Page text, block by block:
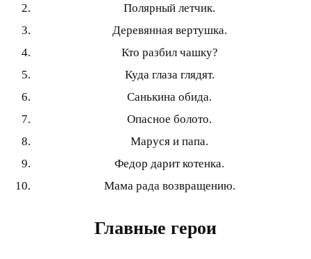
Полярный летчик.
Деревянная вертушка.
Кто разбил чашку?
Куда глаза глядят.
Санькина обида.
Опасное болото.
Маруся и папа.
Федор дарит котенка.
Мама рада возвращению.
Главные герои